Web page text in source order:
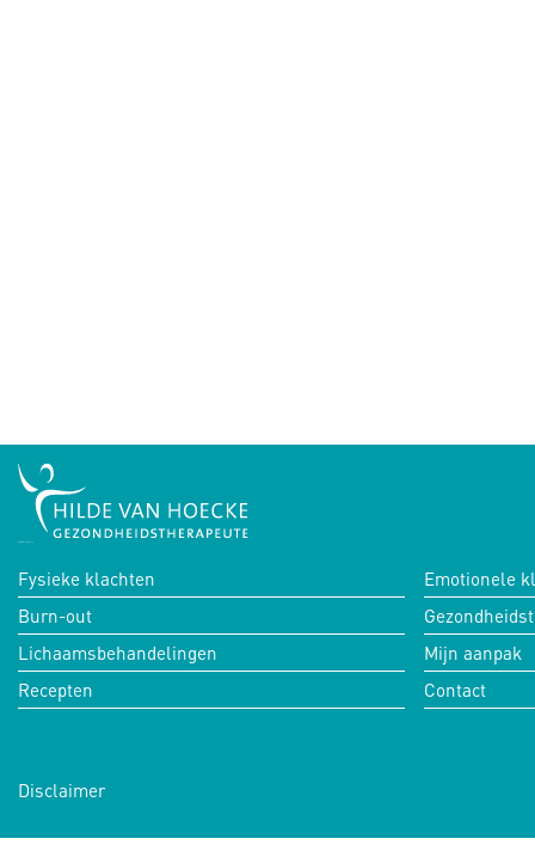
Fysieke klachten
Burn-out
Lichaamsbehandelingen
Recepten
Emotionele
Mijn aanpak
Contact
Disclaimer